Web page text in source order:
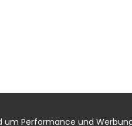
um Performance und